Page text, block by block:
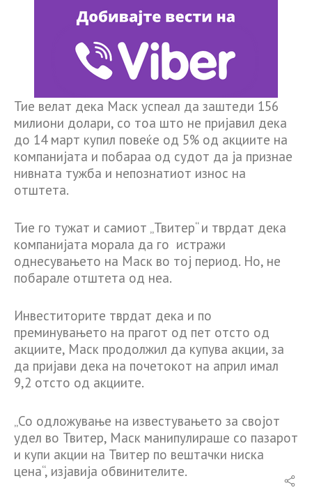
Тие велат дека Маск успеал да заштеди 156
милиони долари, со тоа што не пријавил дека
до 14 март купил повеќе од 5% од акциите на
компанијата и побараа од судот да ја признае
нивната тужба и непознатиот износ на
отштета.
Тие го тужат и самиот „Твитер“ и тврдат дека
компанијата морала да го истражи
однесувањето на Маск во тој период. Но, не
побарале отштета од неа.
Инвеститорите тврдат дека и по
преминувањето на прагот од пет отсто од
акциите, Маск продолжил да купува акции, за
да пријави дека на почетокот на април имал
9,2 отсто од акциите.
„Со одложување на известувањето за својот
удел во Твитер, Маск манипулираше со пазарот
и купи акции на Твитер по вештачки ниска
цена“, изјавија обвинителите.